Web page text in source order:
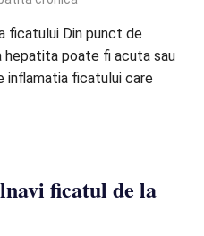
ficatului Din punct de
hepatita poate fi acuta sau
inflamatia ficatului care
ficatul de la